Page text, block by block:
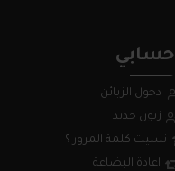
حسابي
دخول الزبائن
زبون جديد
نسيت كلمة المرور ؟
اعادة البضاعة